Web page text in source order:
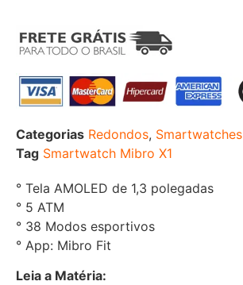
Categorias Redondos, Smartwatches
Tag Smartwatch Mibro X1
° Tela AMOLED de 1,3 polegadas
° 5 ATM
° 38 Modos esportivos
° App: Mibro Fit
Leia a Matéria: